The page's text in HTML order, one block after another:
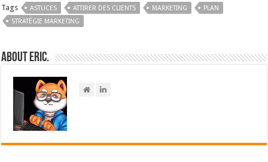
Tags ASTUCES ATTIRER DES CLIENTS MARKETING
PLAN
STRATÉGIE MARKETING
About Eric.